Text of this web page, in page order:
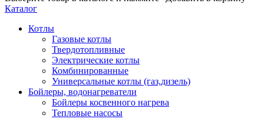
Каталог
Котлы
Газовые котлы
Твердотопливные
Электрические котлы
Комбинированные
Универсальные котлы (газ,дизель)
Бойлеры, водонагреватели
Бойлеры косвенного нагрева
Тепловые насосы